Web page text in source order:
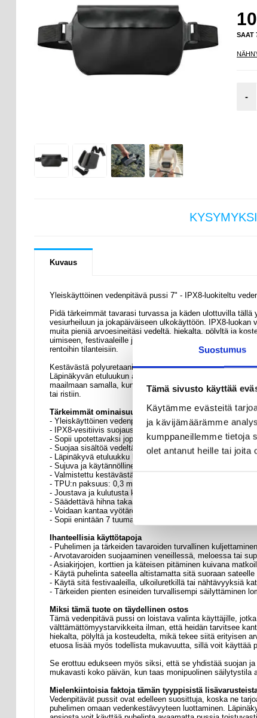
Suostumus
Tämä sivusto käyttää
Käytämme evästeitä
ja kävijämäärämme
kumppaneillemme tietoja
olet antanut heille tai joita
SAAT
-
Kuvaus
Yleiskäyttöinen vedenpitävä pussi 7" - IPX8-luokiteltu
Pidä tärkeimmät tavarasi turvassa ja käden ulottuvilla
vesiurheiluun ja jokapäiväiseen ulkokäyttöön. IPX8-
muita pieniä arvoesineitäsi vedeltä, hiekalta, pölyltä ja
uimiseen, festivaaleille ja sateisiin päiviin. Tyylikäs
rentoihin tilanteisiin.
Kestävästä polyuretaanista ja vedenpitävästä TPU:sta
Läpinäkyvän etuluukun ansiosta voit käyttää
maailmaan samalla, kun pussin sisältö pysyy tiiviisti
tai ristiin.
Tärkeimmät ominaisuudet ja tekniset tiedot
- Yleiskäyttöinen vedenpitävä kotelo, joka on suunniteltu
- IPX8-vesitiivis suojaus luotettavampaan käyttöön märissä
- Sopii upotettavaksi jopa 30 metrin syvyyteen enintään 1
- Suojaa sisältöä vedeltä, hiekalta, pölyltä ja kosteudelta
- Läpinäkyvä etuluukku kosketusnäytön käyttöön ilman,
- Sujuva ja käytännöllinen kosketusnäytön käyttö
- Valmistettu kestävästä polyuretaanista ja vedenpitävästä
- TPU:n paksuus: 0,3 mm
- Joustava ja kulutusta kestävä materiaali
- Säädettävä hihna takaa mukavamman ja
- Voidaan kantaa vyötäröllä, lantiolla tai olkapäällä
- Sopii enintään 7 tuuman laitteille
Ihanteellisia käyttötapoja
- Puhelimen ja tärkeiden tavaroiden turvallinen
- Arvotavaroiden suojaaminen veneillessä, meloessa tai
- Asiakirjojen, korttien ja käteisen pitäminen kuivana
- Käytä puhelinta sateella altistamatta sitä suoraan sateelle
- Käytä sitä festivaaleilla, ulkoiluretkillä tai nähtävyyksiä
- Tärkeiden pienten esineiden turvallisempi säilyttäminen
Miksi tämä tuote on täydellinen ostos
Tämä vedenpitävä pussi on loistava valinta käyttäjille,
välttämättömyystarvikkeita ilman, että heidän tarvitsee
hiekalta, pölyltä ja kosteudelta, mikä tekee siitä erityisen
etuosa lisää myös todellista mukavuutta, sillä voit käyttää
Se erottuu edukseen myös siksi, että se yhdistää suojan
mukavasti koko päivän, kun taas monipuolinen säilytystila
Mielenkiintoisia faktoja tämän tyyppisistä
Vedenpitävät pussit ovat edelleen suosittuja, koska ne
puhelimen omaan vedenkestävyyteen luottaminen.